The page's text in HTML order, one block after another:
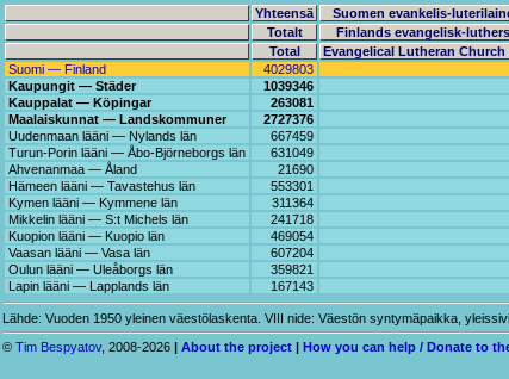
Yhteensä Suomen evankelis-
Totalt
Finlands evangelisk-
Total
Evangelical Lutheran
Suomi — Finland
4029803
Kaupungit — Städer
1039346
Kauppalat — Köpingar
263081
Maalaiskunnat — Landskommuner
2727376
Uudenmaan lääni — Nylands län
667459
Turun-Porin lääni — Åbo-Björneborgs län
631049
Ahvenanmaa — Åland
21690
Hämeen lääni — Tavastehus län
553301
Kymen lääni — Kymmene län
311364
Mikkelin lääni — S:t Michels län
241718
Kuopion lääni — Kuopio län
469054
Vaasan lääni — Vasa län
607204
Oulun lääni — Uleåborgs län
359821
Lapin lääni — Lapplands län
167143
Lähde: Vuoden 1950 yleinen väestölaskenta. VIII nide: Väestön syntymäpaikka,
© Tim Bespyatov, 2008-2026 About the project How you can help / Donate to